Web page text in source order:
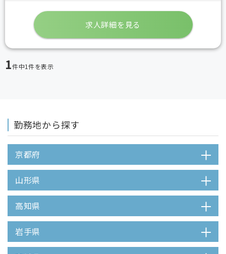
求人詳細を見る
1件中1件を表示
勤務地から探す
京都府
山形県
高知県
岩手県